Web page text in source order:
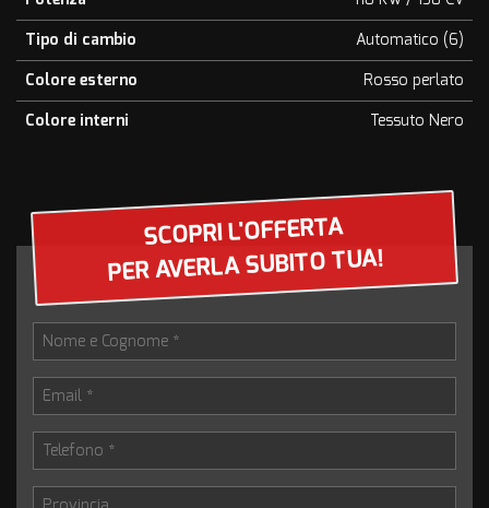
Tipo di cambio
Automatico (6)
Colore esterno
Rosso perlato
Colore interni
Tessuto Nero
SCOPRI L'OFFERTA
PER AVERLA SUBITO TUA!